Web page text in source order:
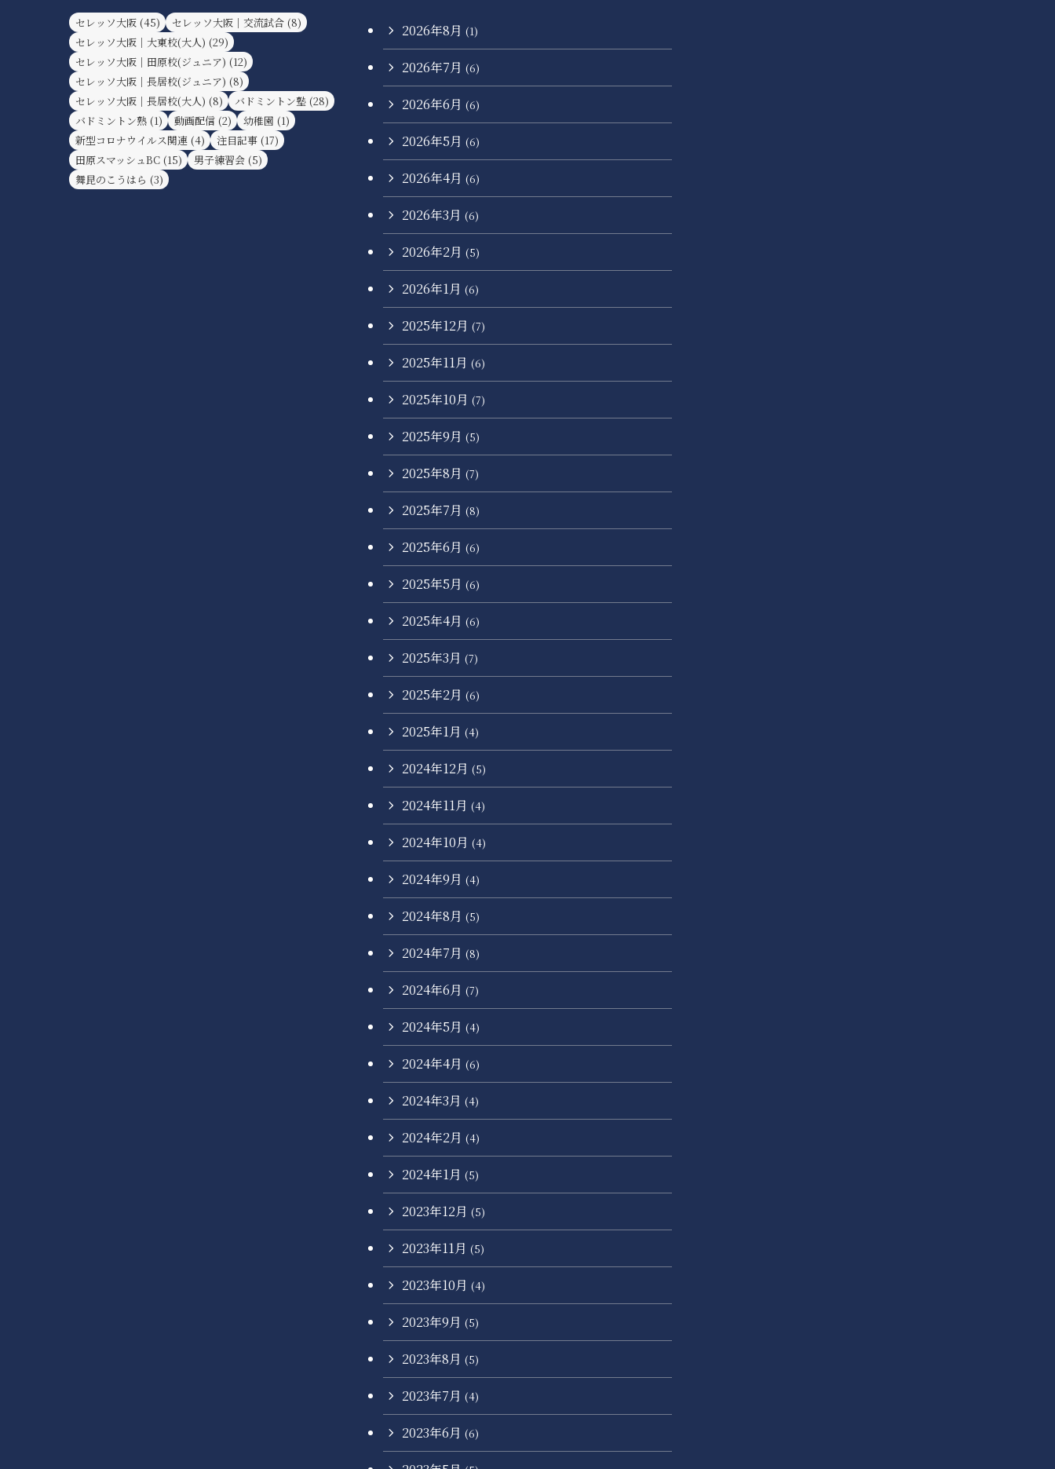
セレッソ大阪 (45) セレッソ大阪｜交流試合 (8)
セレッソ大阪｜大東校(大人) (29)
セレッソ大阪｜田原校(ジュニア) (12)
セレッソ大阪｜長居校(ジュニア) (8)
セレッソ大阪｜長居校(大人) (8) バドミントン塾 (28)
バドミントン熟 (1) 動画配信 (2) 幼稚園 (1)
新型コロナウイルス関連 (4) 注目記事 (17)
田原スマッシュBC (15) 男子練習会 (5)
舞昆のこうはら (3)
2026年8月 (1)
2026年7月 (6)
2026年6月 (6)
2026年5月 (6)
2026年4月 (6)
2026年3月 (6)
2026年2月 (5)
2026年1月 (6)
2025年12月 (7)
2025年11月 (6)
2025年10月 (7)
2025年9月 (5)
2025年8月 (7)
2025年7月 (8)
2025年6月 (6)
2025年5月 (6)
2025年4月 (6)
2025年3月 (7)
2025年2月 (6)
2025年1月 (4)
2024年12月 (5)
2024年11月 (4)
2024年10月 (4)
2024年9月 (4)
2024年8月 (5)
2024年7月 (8)
2024年6月 (7)
2024年5月 (4)
2024年4月 (6)
2024年3月 (4)
2024年2月 (4)
2024年1月 (5)
2023年12月 (5)
2023年11月 (5)
2023年10月 (4)
2023年9月 (5)
2023年8月 (5)
2023年7月 (4)
2023年6月 (6)